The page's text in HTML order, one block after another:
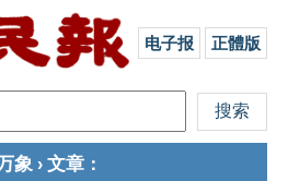
电子报 正體版
象 › 文章 ：